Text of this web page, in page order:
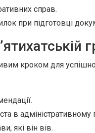
справ.
при підготовці
кроком для
в адміністративному
які він вів.